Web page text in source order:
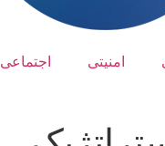
امنیتی اجتماعی